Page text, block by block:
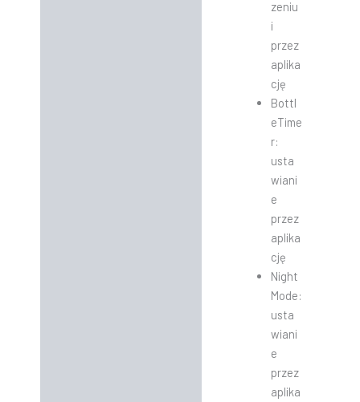
zeniu
i
przez
aplika
cję
Bottl
eTime
r:
usta
wiani
e
przez
aplika
cję
Night
Mode:
usta
wiani
e
przez
aplika